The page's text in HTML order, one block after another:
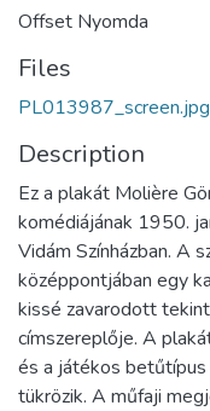
Offset Nyomda
Files
PL013987_screen.jpg
Description
Ez a plakát Molière
komédiájának 1950.
Vidám Színházban. A
középpontjában egy
kissé zavarodott
címszereplője. A
és a játékos betűtípus
tükrözik. A műfaji